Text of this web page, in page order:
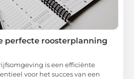
perfecte roosterplanning
is een efficiënte
voor het succes van een